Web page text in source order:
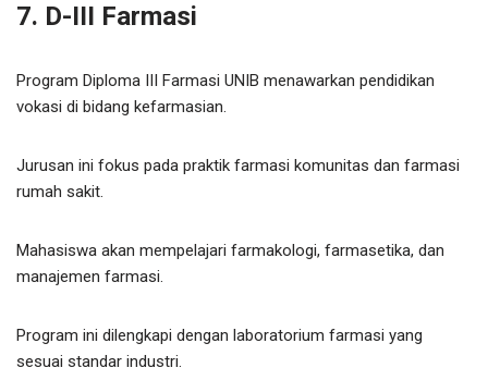
7. D-III Farmasi
Program Diploma III Farmasi UNIB menawarkan pendidikan
vokasi di bidang kefarmasian.
Jurusan ini fokus pada praktik farmasi komunitas dan farmasi
rumah sakit.
Mahasiswa akan mempelajari farmakologi, farmasetika, dan
manajemen farmasi.
Program ini dilengkapi dengan laboratorium farmasi yang
sesuai standar industri.